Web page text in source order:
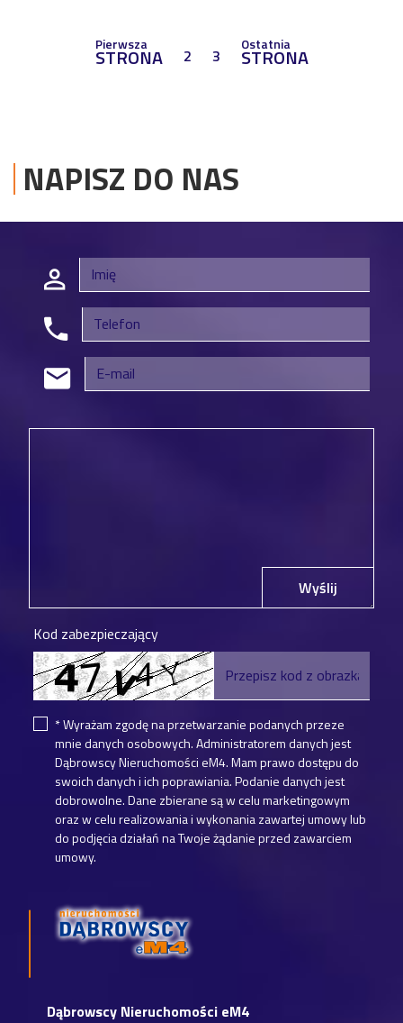
Pierwsza
STRONA 2 3
Ostatnia
STRONA
NAPISZ DO NAS
Dąbrowscy Nieruchomości eM4
Wyślij
Kod zabezpieczający
* Wyrażam zgodę na przetwarzanie podanych przeze
mnie danych osobowych. Administratorem danych jest
Dąbrowscy Nieruchomości eM4. Mam prawo dostępu do
swoich danych i ich poprawiania. Podanie danych jest
dobrowolne. Dane zbierane są w celu marketingowym
oraz w celu realizowania i wykonania zawartej umowy lub
do podjęcia działań na Twoje żądanie przed zawarciem
umowy.